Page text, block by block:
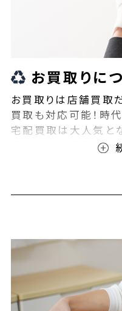
お買取りに
お買取りは店舗買取
買取も対応可能！時
宅配買取は大人気と
事前査定が可能とな